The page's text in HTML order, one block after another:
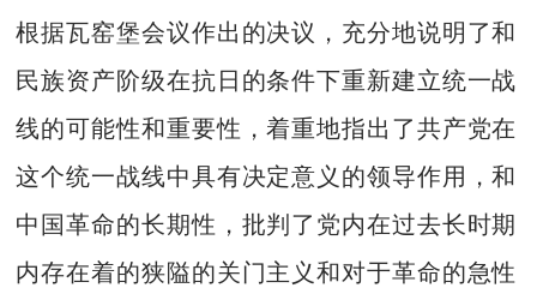
根据瓦窑堡会议作出的决议，充分地说明了和
民族资产阶级在抗日的条件下重新建立统一战
线的可能性和重要性，着重地指出了共产党在
这个统一战线中具有决定意义的领导作用，和
中国革命的长期性，批判了党内在过去长时期
内存在着的狭隘的关门主义和对于革命的急性